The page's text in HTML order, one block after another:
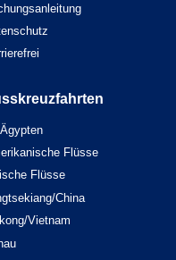
Flüsse
Flüsse
China
Vietnam